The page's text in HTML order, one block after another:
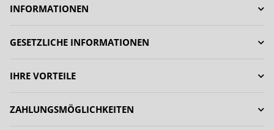
INFORMATIONEN
GESETZLICHE INFORMATIONEN
IHRE VORTEILE
ZAHLUNGSMÖGLICHKEITEN